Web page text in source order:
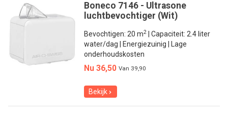
Boneco 7146 - Ultrasone
luchtbevochtiger (Wit)
Bevochtigen: 20 m2
| Capaciteit: 2.4 liter
water/dag | Energiezuinig | Lage
onderhoudskosten
Nu 36,50 Van 39,90
Bekijk